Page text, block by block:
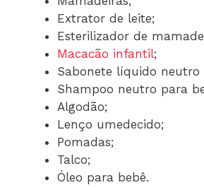
Extrator de leite;
Esterilizador de
Macacão infantil;
Sabonete líquido neutro
Shampoo neutro para
Algodão;
Lenço umedecido;
Pomadas;
Talco;
Óleo para bebê.